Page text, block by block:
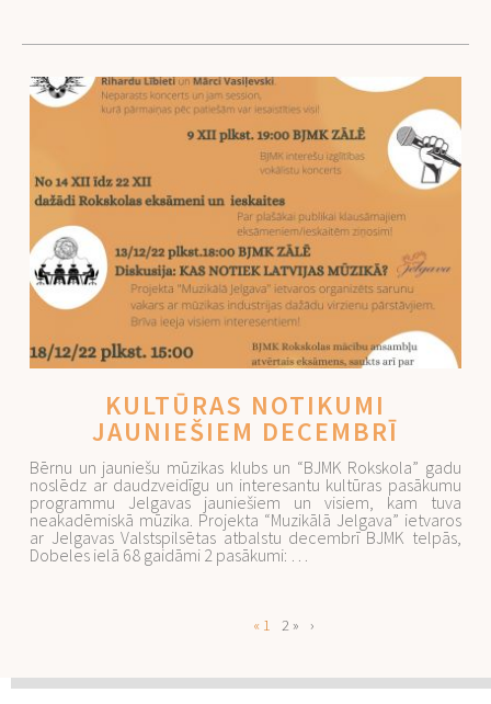
KULTŪRAS NOTIKUMI
JAUNIEŠIEM DECEMBRĪ
Bērnu un jauniešu mūzikas klubs un “BJMK Rokskola” gadu
noslēdz ar daudzveidīgu un interesantu kultūras pasākumu
programmu Jelgavas jauniešiem un visiem, kam tuva
neakadēmiskā mūzika. Projekta “Muzikālā Jelgava” ietvaros
ar Jelgavas Valstspilsētas atbalstu decembrī BJMK telpās,
Dobeles ielā 68 gaidāmi 2 pasākumi: …
« 1 2 » ›